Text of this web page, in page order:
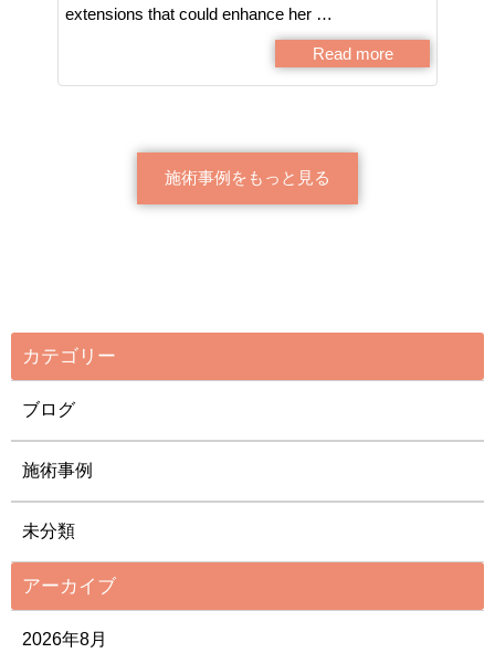
extensions that could enhance her …
Read more
施術事例をもっと見る
カテゴリー
ブログ
施術事例
未分類
アーカイブ
2026年8月